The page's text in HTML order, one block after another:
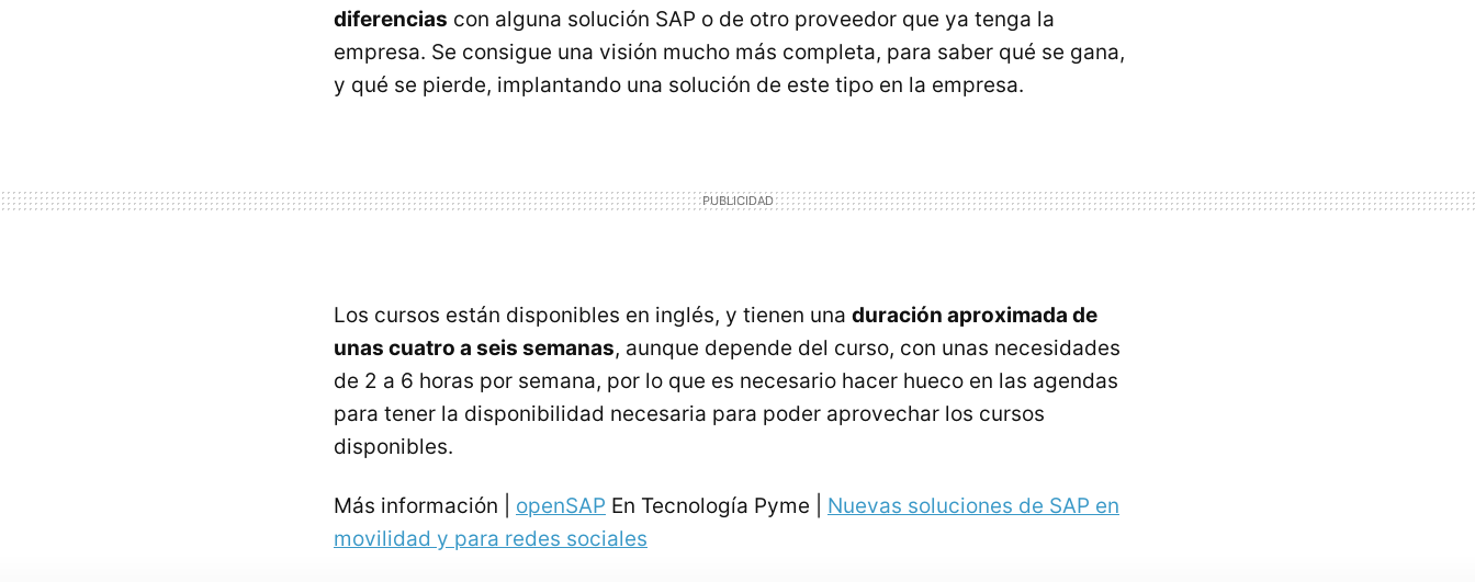
diferencias con alguna solución SAP o de otro proveedor que ya tenga la
empresa. Se consigue una visión mucho más completa, para saber qué se gana,
y qué se pierde, implantando una solución de este tipo en la empresa.
Los cursos están disponibles en inglés, y tienen una duración aproximada de
unas cuatro a seis semanas, aunque depende del curso, con unas necesidades
de 2 a 6 horas por semana, por lo que es necesario hacer hueco en las agendas
para tener la disponibilidad necesaria para poder aprovechar los cursos
disponibles.
Más información | openSAP En Tecnología Pyme | Nuevas soluciones de SAP en
movilidad y para redes sociales